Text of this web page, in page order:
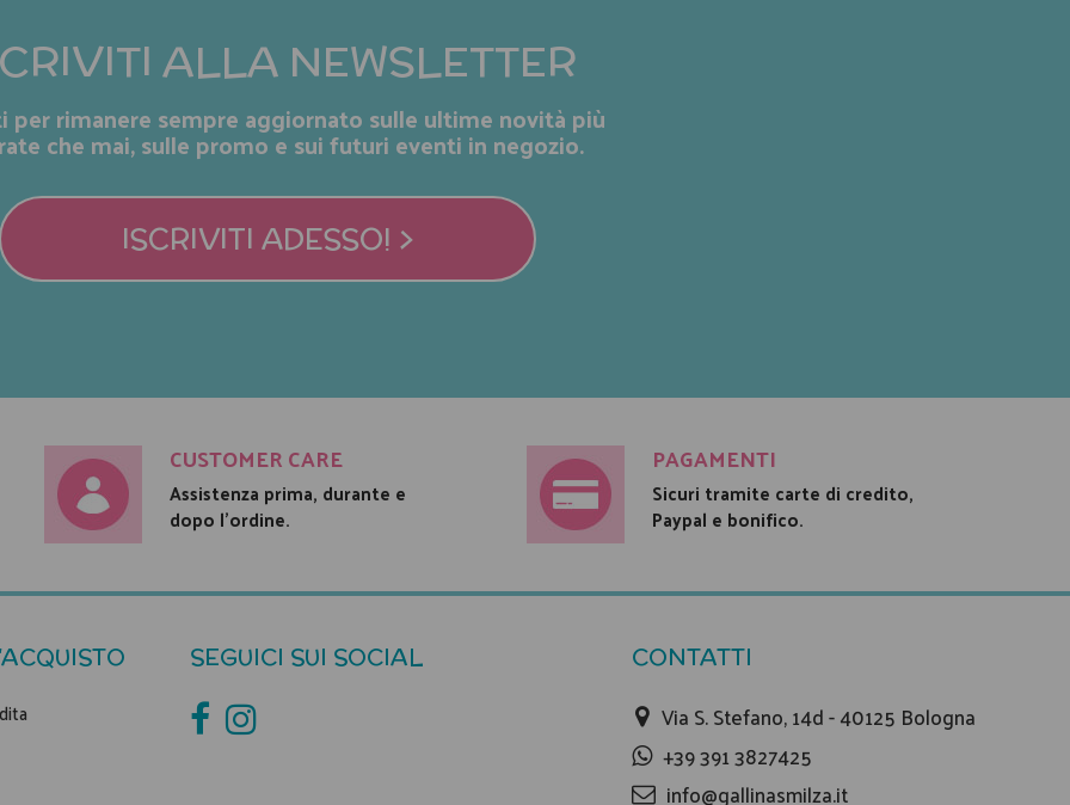
ALLA NEWSLETTER
per rimanere sempre aggiornato sulle ultime novità più
che mai, sulle promo e sui futuri eventi in negozio.
ISCRIVITI ADESSO! >
CUSTOMER CARE
Assistenza prima, durante e
dopo l'ordine.
PAGAMENTI
Sicuri tramite carte di credito,
Paypal e bonifico.
SEGUICI SUI SOCIAL CONTATTI
Via S. Stefano, 14d - 40125 Bologna
+39 391 3827425
info@gallinasmilza.it